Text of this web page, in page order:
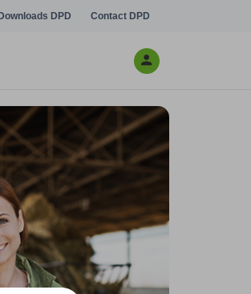
Downloads DPD Contact DPD